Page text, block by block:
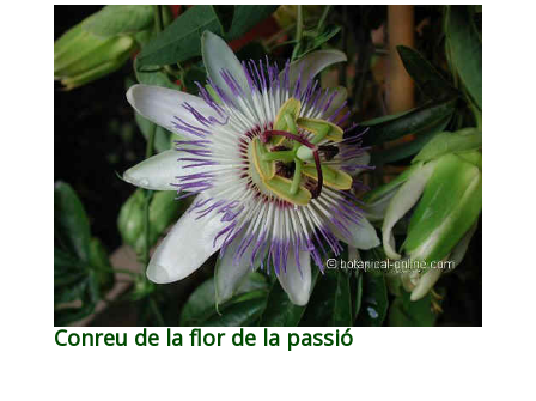
Conreu de la flor de la passió